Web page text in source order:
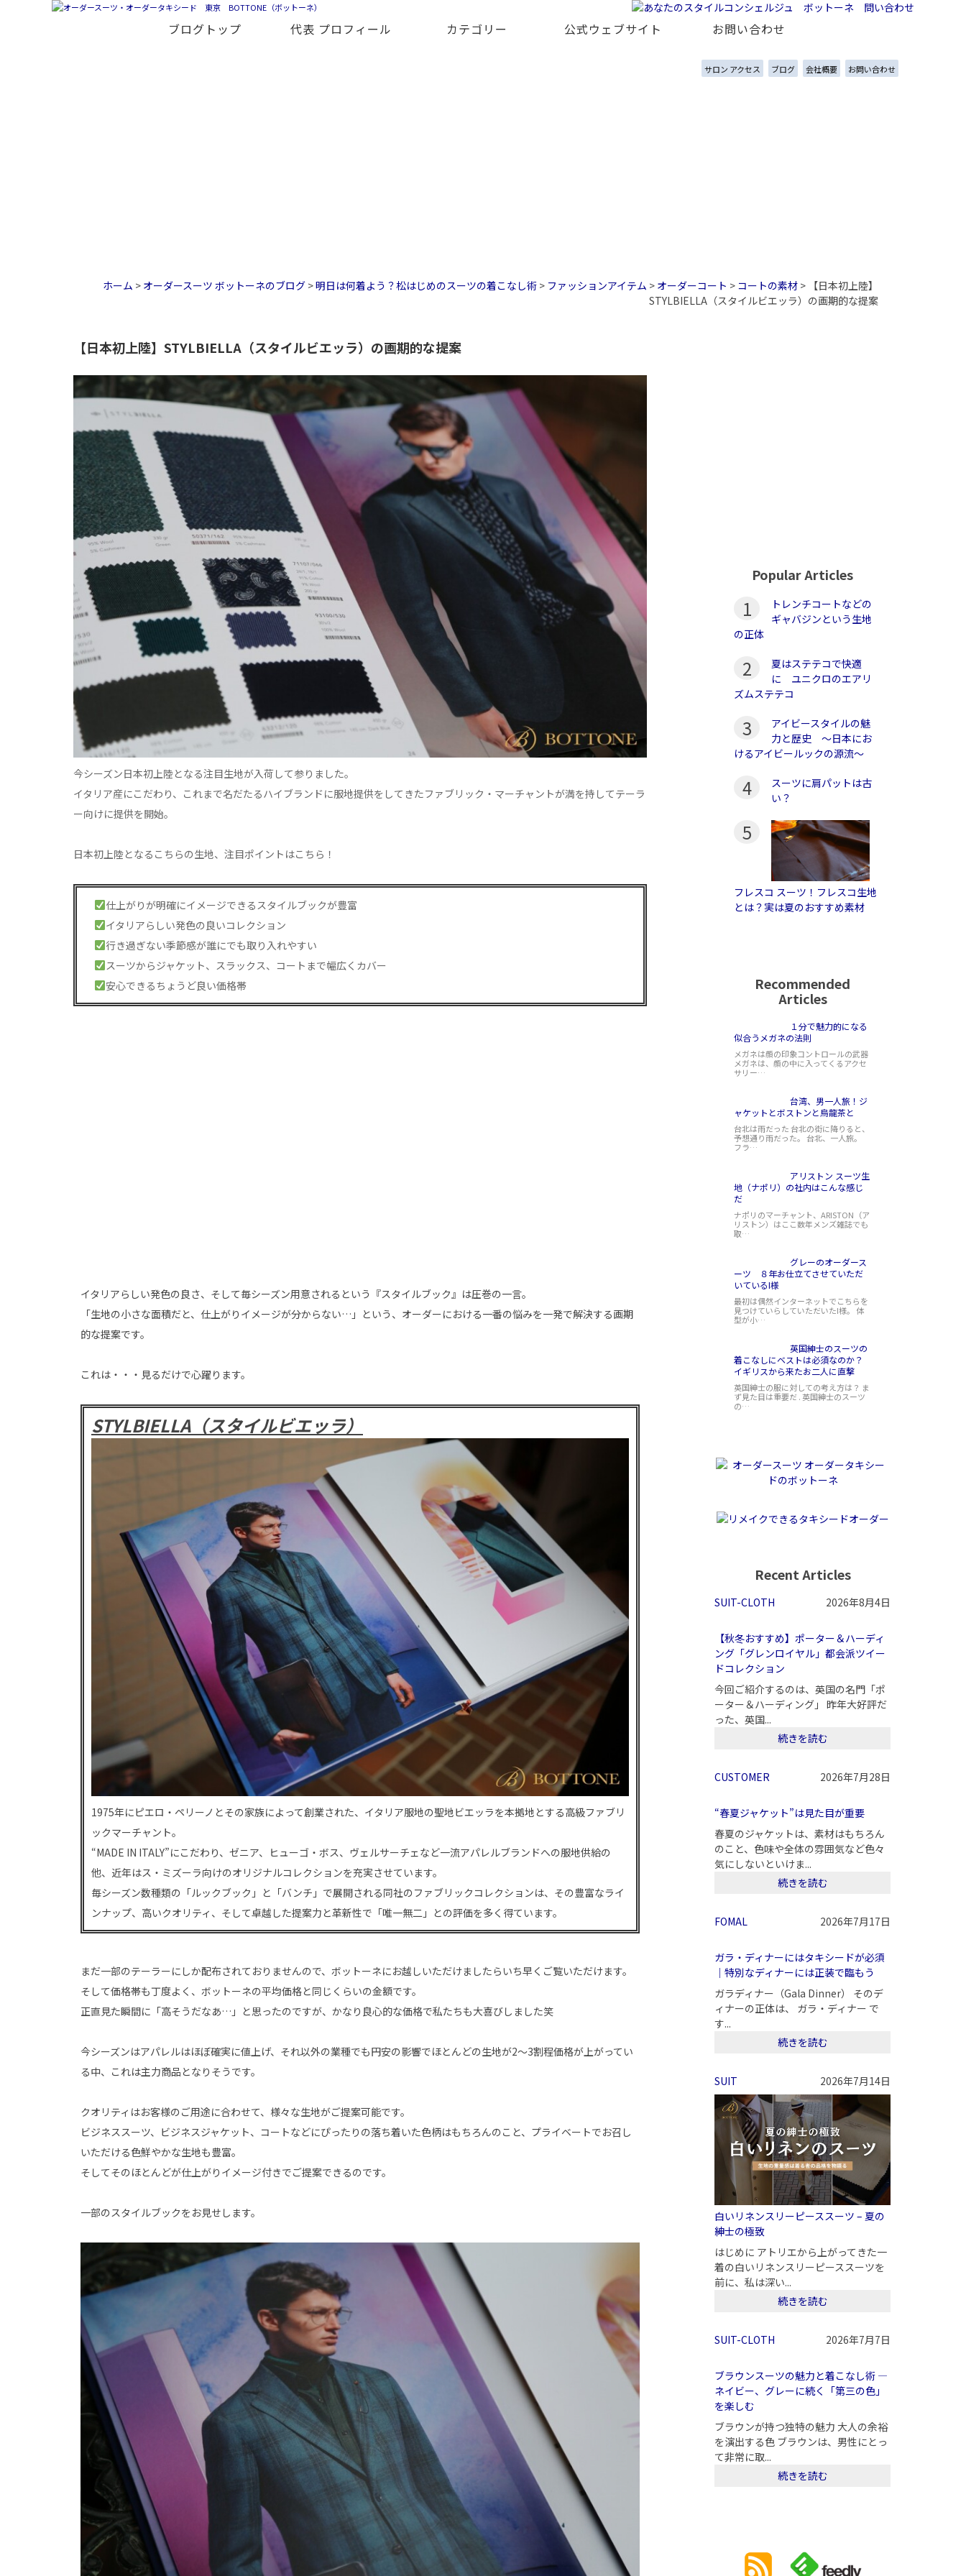
ブログトップ 代表 プロフィール カテゴリー 公式ウェブサイト お問い合わせ
サロン アクセス ブログ 会社概要 お問い合わせ
ホーム > オーダースーツ ボットーネのブログ >明日は何着よう？松はじめのスーツの着こなし術 > ファッションアイテム > オーダーコート > コートの素材 > 【日本初上陸】
STYLBIELLA（スタイルビエッラ）の画期的な提案
【日本初上陸】STYLBIELLA（スタイルビエッラ）の画期的な提案
今シーズン日本初上陸となる注目生地が入荷して参りました。
イタリア産にこだわり、これまで名だたるハイブランドに服地提供をしてきたファブリック・マーチャントが満を持してテーラ
ー向けに提供を開始。
日本初上陸となるこちらの生地、注目ポイントはこちら！
仕上がりが明確にイメージできるスタイルブックが豊富
イタリアらしい発色の良いコレクション
行き過ぎない季節感が誰にでも取り入れやすい
スーツからジャケット、スラックス、コートまで幅広くカバー
安心できるちょうど良い価格帯
イタリアらしい発色の良さ、そして毎シーズン用意されるという『スタイルブック』は圧巻の一言。
「生地の小さな面積だと、仕上がりイメージが分からない…」という、オーダーにおける一番の悩みを一発で解決する画期
的な提案です。
これは・・・見るだけで心躍ります。
STYLBIELLA（スタイルビエッラ）
1975年にピエロ・ペリーノとその家族によって創業された、イタリア服地の聖地ビエッラを本拠地とする高級ファブリ
ックマーチャント。
“MADE IN ITALY”にこだわり、ゼニア、ヒューゴ・ボス、ヴェルサーチェなど一流アパレルブランドへの服地供給の
他、近年はス・ミズーラ向けのオリジナルコレクションを充実させています。
毎シーズン数種類の「ルックブック」と「バンチ」で展開される同社のファブリックコレクションは、その豊富なライ
ンナップ、高いクオリティ、そして卓越した提案力と革新性で「唯一無二」との評価を多く得ています。
まだ一部のテーラーにしか配布されておりませんので、ボットーネにお越しいただけましたらいち早くご覧いただけます。
そして価格帯も丁度よく、ボットーネの平均価格と同じくらいの金額です。
正直見た瞬間に「高そうだなあ…」と思ったのですが、かなり良心的な価格で私たちも大喜びしました笑
今シーズンはアパレルはほぼ確実に値上げ、それ以外の業種でも円安の影響でほとんどの生地が2～3割程価格が上がってい
る中、これは主力商品となりそうです。
クオリティはお客様のご用途に合わせて、様々な生地がご提案可能です。
ビジネススーツ、ビジネスジャケット、コートなどにぴったりの落ち着いた色柄はもちろんのこと、プライベートでお召し
いただける色鮮やかな生地も豊富。
そしてそのほとんどが仕上がりイメージ付きでご提案できるのです。
一部のスタイルブックをお見せします。
Popular Articles
1
トレンチコートなどの
ギャバジンという生地
の正体
2
夏はステテコで快適
に ユニクロのエアリ
ズムステテコ
3
アイビースタイルの魅
力と歴史 〜日本にお
けるアイビールックの源流〜
4
スーツに肩パットは古
い？
5
フレスコ スーツ！フレスコ生地
とは？実は夏のおすすめ素材
Recommended
Articles
１分で魅力的になる
似合うメガネの法則
メガネは顔の印象コントロールの武器
メガネは、顔の中に入ってくるアクセ
サリー…
台湾、男一人旅！ジ
ャケットとボストンと烏龍茶と
台北は雨だった 台北の街に降りると、
予想通り雨だった。 台北、一人旅。
フラ…
アリストン スーツ生
地（ナポリ）の社内はこんな感じ
だ
ナポリのマーチャント、ARISTON（ア
リストン）はここ数年メンズ雑誌でも
取…
グレーのオーダース
ーツ ８年お仕立てさせていただ
いているI様
最初は偶然インターネットでこちらを
見つけていらしていただいたI様。 体
型が小…
英国紳士のスーツの
着こなしにベストは必須なのか？
イギリスから来たお二人に直撃
英国紳士の服に対しての考え方は？ ま
ず見た目は重要だ . 英国紳士のスーツ
の…
Recent Articles
SUIT-CLOTH 2026年8月4日
【秋冬おすすめ】ポーター＆ハーディ
ング「グレンロイヤル」都会派ツイー
ドコレクション
今回ご紹介するのは、英国の名門「ポ
ーター＆ハーディング」 昨年大好評だ
った、英国...
続きを読む
CUSTOMER 2026年7月28日
“春夏ジャケット”は見た目が重要
春夏のジャケットは、素材はもちろん
のこと、色味や全体の雰囲気など色々
気にしないといけま...
続きを読む
FOMAL 2026年7月17日
ガラ・ディナーにはタキシードが必須
｜特別なディナーには正装で臨もう
ガラディナー（Gala Dinner） そのデ
ィナーの正体は、 ガラ・ディナー で
す...
続きを読む
SUIT 2026年7月14日
白いリネンスリーピーススーツ – 夏の
紳士の極致
はじめに アトリエから上がってきた一
着の白いリネンスリーピーススーツを
前に、私は深い...
続きを読む
SUIT-CLOTH 2026年7月7日
ブラウンスーツの魅力と着こなし術 ―
ネイビー、グレーに続く「第三の色」
を楽しむ
ブラウンが持つ独特の魅力 大人の余裕
を演出する色 ブラウンは、男性にとっ
て非常に取...
続きを読む